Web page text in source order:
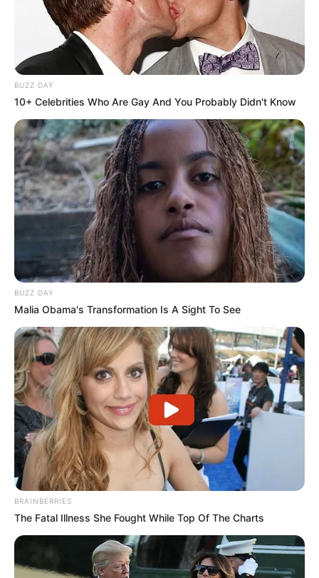
BUZZ DAY
10+ Celebrities Who Are Gay And You Probably Didn't Know
BUZZ DAY
Malia Obama's Transformation Is A Sight To See
BRAINBERRIES
The Fatal Illness She Fought While Top Of The Charts